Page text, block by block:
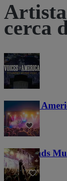
cerca
Voices of
36
Lost Lands
121